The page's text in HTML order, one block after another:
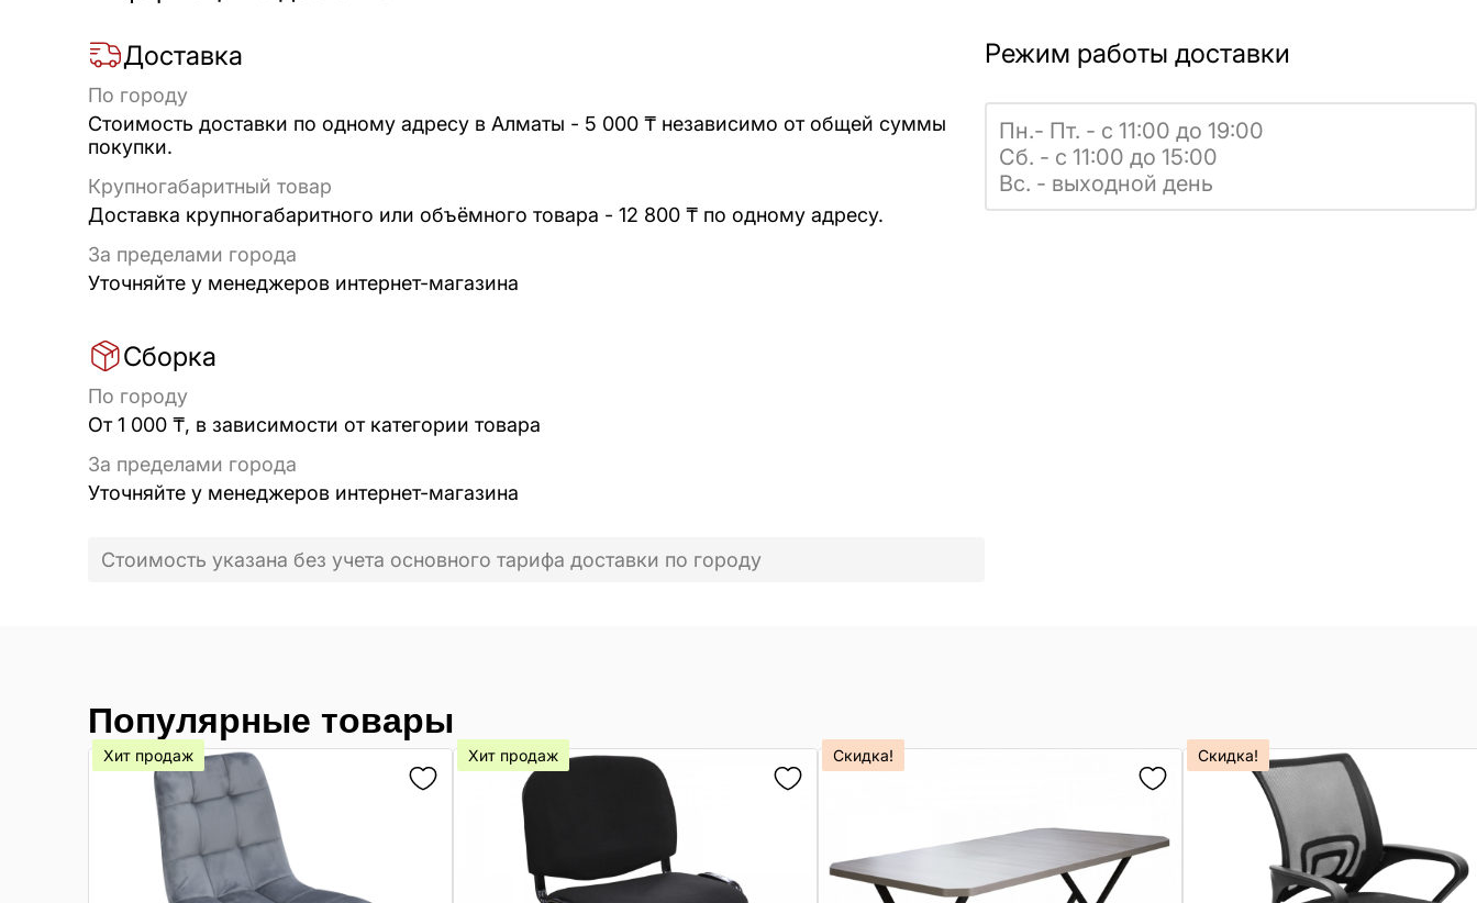
Доставка
По городу
Стоимость доставки по одному адресу в Алматы - 5 000 ₸ независимо от общей суммы
покупки.
Крупногабаритный товар
Доставка крупногабаритного или объёмного товара - 12 800 ₸ по одному адресу.
За пределами города
Уточняйте у менеджеров интернет-магазина
Сборка
По городу
От 1 000 ₸, в зависимости от категории товара
За пределами города
Уточняйте у менеджеров интернет-магазина
Стоимость указана без учета основного тарифа доставки по городу
Режим работы доставки
Пн.- Пт. - с 11:00 до 19:00
Сб. - с 11:00 до 15:00
Вс. - выходной день
Популярные товары
Хит продаж Хит продаж Скидка! Скидка!